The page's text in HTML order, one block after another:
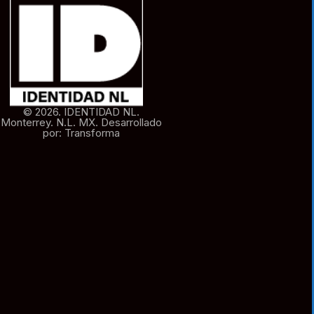
© 2026. IDENTIDAD NL.
Monterrey. N.L. MX. Desarrollado
por: Transforma